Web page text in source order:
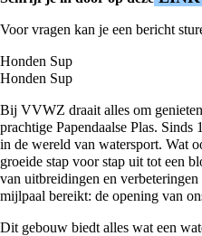
Voor vragen kan je een bericht
Honden Sup
Honden Sup
Bij VVWZ draait alles om
prachtige Papendaalse Plas.
in de wereld van watersport. Wat
groeide stap voor stap uit tot een
van uitbreidingen en
mijlpaal bereikt: de opening van
Dit gebouw biedt alles wat een